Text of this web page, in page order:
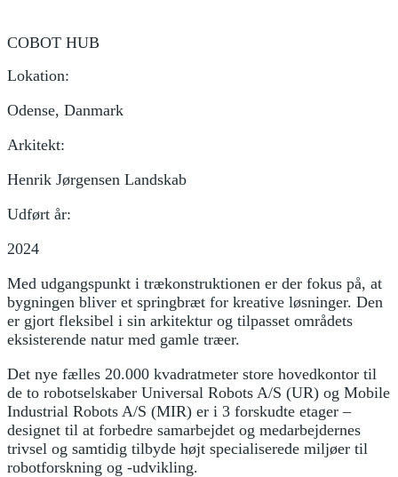
COBOT HUB
Lokation:
Odense, Danmark
Arkitekt:
Henrik Jørgensen Landskab
Udført år:
2024
Med udgangspunkt i trækonstruktionen er der fokus på, at
bygningen bliver et springbræt for kreative løsninger. Den
er gjort fleksibel i sin arkitektur og tilpasset områdets
eksisterende natur med gamle træer.
Det nye fælles 20.000 kvadratmeter store hovedkontor til
de to robotselskaber Universal Robots A/S (UR) og Mobile
Industrial Robots A/S (MIR) er i 3 forskudte etager –
designet til at forbedre samarbejdet og medarbejdernes
trivsel og samtidig tilbyde højt specialiserede miljøer til
robotforskning og -udvikling.